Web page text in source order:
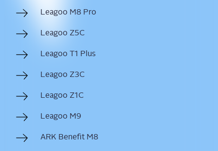
Leagoo M8 Pro
Leagoo Z5C
Leagoo T1 Plus
Leagoo Z3C
Leagoo Z1C
Leagoo M9
ARK Bene­fit M8